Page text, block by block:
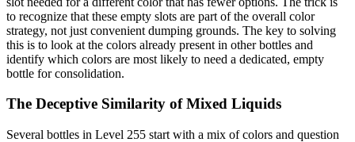
to recognize that these empty slots are part of the overall color
strategy, not just convenient dumping grounds. The key to solving
this is to look at the colors already present in other bottles and
identify which colors are most likely to need a dedicated, empty
bottle for consolidation.
The Deceptive Similarity of Mixed Liquids
Several bottles in Level 255 start with a mix of colors and question